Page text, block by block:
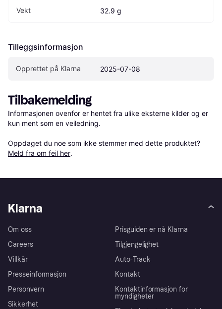
Vekt 32.9 g
Tilleggsinformasjon
Opprettet på Klarna 2025-07-08
Tilbakemelding
Informasjonen ovenfor er hentet fra ulike eksterne kilder og er
kun ment som en veiledning.
Oppdaget du noe som ikke stemmer med dette produktet?
Meld fra om feil her.
Klarna
Om oss
Careers
Villkår
Presseinformasjon
Personvern
Sikkerhet
Prisguiden er nå Klarna
Tilgjengelighet
Auto-Track
Kontakt
Kontaktinformasjon for
myndigheter